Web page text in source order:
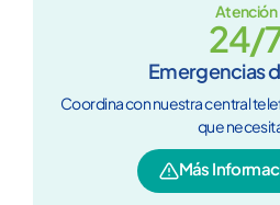
Atención
24/
Emergencias
Coordina con nuestra central
que
Más